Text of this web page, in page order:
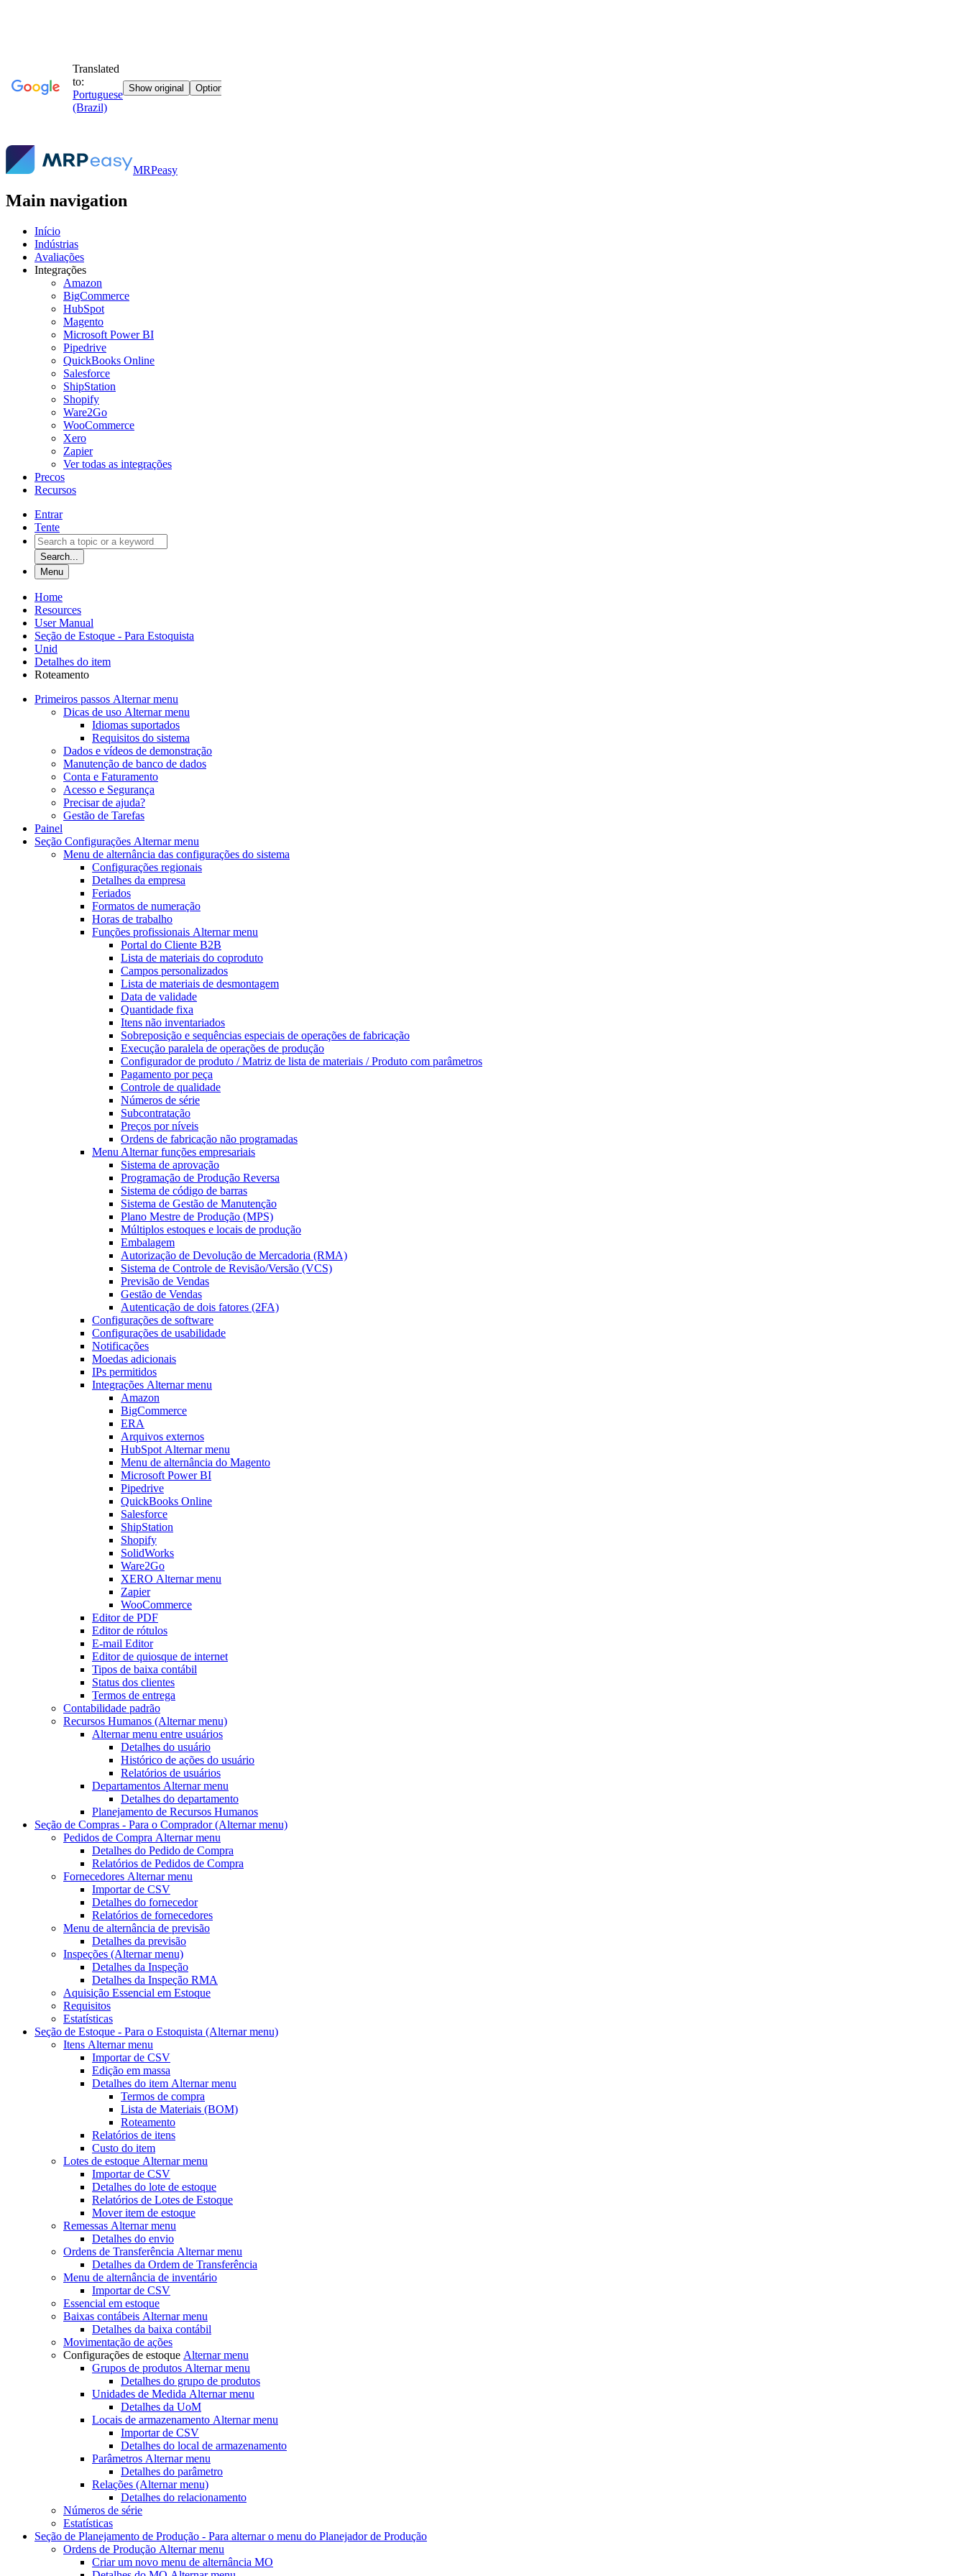
MRPeasy
Main navigation
Início
Indústrias
Avaliações
Integrações
Amazon
BigCommerce
HubSpot
Magento
Microsoft Power BI
Pipedrive
QuickBooks Online
Salesforce
ShipStation
Shopify
Ware2Go
WooCommerce
Xero
Zapier
Ver todas as integrações
Precos
Recursos
Entrar
Tente
Search...
Menu
Home
Resources
User Manual
Seção de Estoque - Para Estoquista
Unid
Detalhes do item
Roteamento
Primeiros passos Alternar menu
Dicas de uso Alternar menu
Idiomas suportados
Requisitos do sistema
Dados e vídeos de demonstração
Manutenção de banco de dados
Conta e Faturamento
Acesso e Segurança
Precisar de ajuda?
Gestão de Tarefas
Painel
Seção Configurações Alternar menu
Menu de alternância das configurações do sistema
Configurações regionais
Detalhes da empresa
Feriados
Formatos de numeração
Horas de trabalho
Funções profissionais Alternar menu
Portal do Cliente B2B
Lista de materiais do coproduto
Campos personalizados
Lista de materiais de desmontagem
Data de validade
Quantidade fixa
Itens não inventariados
Sobreposição e sequências especiais de operações de fabricação
Execução paralela de operações de produção
Configurador de produto / Matriz de lista de materiais / Produto com parâmetros
Pagamento por peça
Controle de qualidade
Números de série
Subcontratação
Preços por níveis
Ordens de fabricação não programadas
Menu Alternarfunções empresariais
Sistema de aprovação
Programação de Produção Reversa
Sistema de código de barras
Sistema de Gestão de Manutenção
Plano Mestre de Produção (MPS)
Múltiplos estoques e locais de produção
Embalagem
Autorização de Devolução de Mercadoria (RMA)
Sistema de Controle de Revisão/Versão (VCS)
Previsão de Vendas
Gestão de Vendas
Autenticação de dois fatores (2FA)
Configurações de software
Configurações de usabilidade
Notificações
Moedas adicionais
IPs permitidos
Integrações Alternar menu
Amazon
BigCommerce
ERA
Arquivos externos
HubSpot Alternar menu
Menu de alternância do Magento
Microsoft Power BI
Pipedrive
QuickBooks Online
Salesforce
ShipStation
Shopify
SolidWorks
Ware2Go
XERO Alternar menu
Zapier
WooCommerce
Editor de PDF
Editor de rótulos
E-mail Editor
Editor de quiosque de internet
Tipos de baixa contábil
Status dos clientes
Termos de entrega
Contabilidade padrão
Recursos Humanos (Alternar menu)
Alternar menu entre usuários
Detalhes do usuário
Histórico de ações do usuário
Relatórios de usuários
Departamentos Alternar menu
Detalhes do departamento
Planejamento de Recursos Humanos
Seção de Compras - Para o Comprador(Alternar menu)
Pedidos de Compra Alternar menu
Detalhes do Pedido de Compra
Relatórios de Pedidos de Compra
Fornecedores Alternar menu
Importar de CSV
Detalhes do fornecedor
Relatórios de fornecedores
Menu de alternância de previsão
Detalhes da previsão
Inspeções (Alternar menu)
Detalhes da Inspeção
Detalhes da Inspeção RMA
Aquisição Essencial em Estoque
Requisitos
Estatísticas
Seção de Estoque - Para o Estoquista (Alternar menu)
Itens Alternar menu
Importar de CSV
Edição em massa
Detalhes do item Alternar menu
Termos de compra
Lista de Materiais (BOM)
Roteamento
Relatórios de itens
Custo do item
Lotes de estoque Alternar menu
Importar de CSV
Detalhes do lote de estoque
Relatórios de Lotes de Estoque
Mover item de estoque
Remessas Alternar menu
Detalhes do envio
Ordens de Transferência Alternar menu
Detalhes da Ordem de Transferência
Menu de alternância de inventário
Importar de CSV
Essencial em estoque
Baixas contábeis Alternar menu
Detalhes da baixa contábil
Movimentação de ações
Configurações de estoque Alternar menu
Grupos de produtos Alternar menu
Detalhes do grupo de produtos
Unidades de Medida Alternar menu
Detalhes da UoM
Locais de armazenamento Alternar menu
Importar de CSV
Detalhes do local de armazenamento
Parâmetros Alternar menu
Detalhes do parâmetro
Relações (Alternar menu)
Detalhes do relacionamento
Números de série
Estatísticas
Seção de Planejamento de Produção - Para alternar o menu do Planejador de Produção
Ordens de Produção Alternar menu
Criar um novo menu de alternância MO